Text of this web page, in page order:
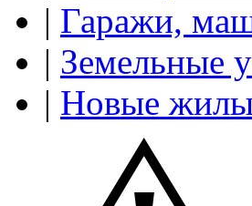
| Гаражи,
| Земельные
| Новые